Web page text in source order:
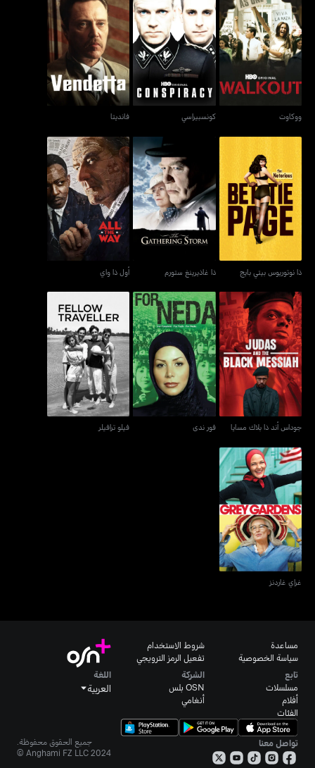
ووكاوت
ووكاوت
كونسبيراسي
كونسبيراسي
فانديتا
فانديتا
ذا نوتوريوس بيتي بايج
ذا نوتوريوس بيتي بايج
ذا غاذيرينغ ستورم
ذا غاذيرينغ ستورم
أول ذا واي
أول ذا واي
جوداس أند ذا بلاك مسايا
جوداس أند ذا بلاك مسايا
فور ندى
فور ندى
فيلو ترافيلر
فيلو ترافيلر
غراي غاردنز
غراي غاردنز
مساعدة
سياسة الخصوصية
شروط الاستخدام
تفعيل الرمز الترويجي
تابع
مسلسلات
أفلام
الفئات
الشركة
OSN بلس
أنغامي
اللغة
العربية
تواصل معنا
جميع الحقوق محفوظة.
Anghami FZ LLC 2024 ©